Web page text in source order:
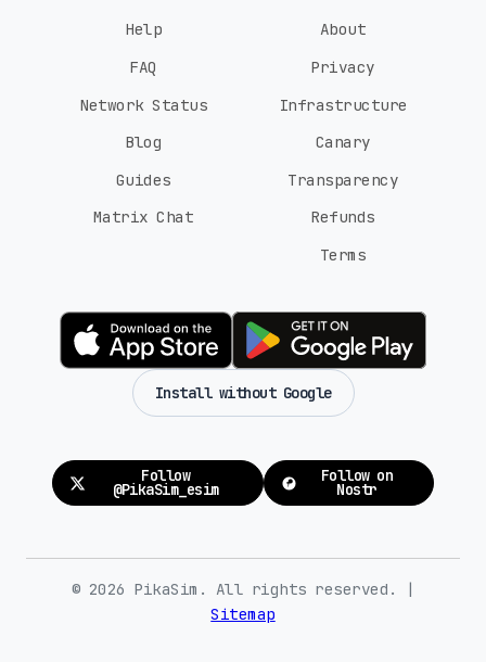
Help
FAQ
Network Status
Blog
Guides
Matrix Chat
About
Privacy
Infrastructure
Canary
Transparency
Refunds
Terms
Install without Google
Follow
@PikaSim_esim
Follow on
Nostr
© 2026 PikaSim. All rights reserved. |
Sitemap